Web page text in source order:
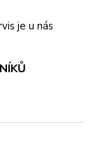
je u nás